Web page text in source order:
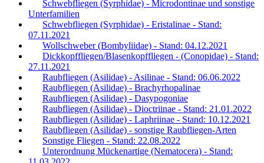
Schwebfliegen (Syrphidae) - Microdontinae und sonstige
Unterfamilien
Schwebfliegen (Syrphidae) - Eristalinae - Stand:
07.11.2021
Wollschweber (Bombyliidae) - Stand: 04.12.2021
Dickkopffliegen/Blasenkopffliegen - (Conopidae) - Stand:
27.11.2021
Raubfliegen (Asilidae) - Asilinae - Stand: 06.06.2022
Raubfliegen (Asilidae) - Brachyrhopalinae
Raubfliegen (Asilidae) - Dasypogoniae
Raubfliegen (Asilidae) - Dioctriinae - Stand: 21.01.2022
Raubfliegen (Asilidae) - Laphriinae - Stand: 10.12.2021
Raubfliegen (Asilidae) - sonstige Raubfliegen-Arten
Sonstige Fliegen - Stand: 22.08.2022
Unterordnung Mückenartige (Nematocera) - Stand: